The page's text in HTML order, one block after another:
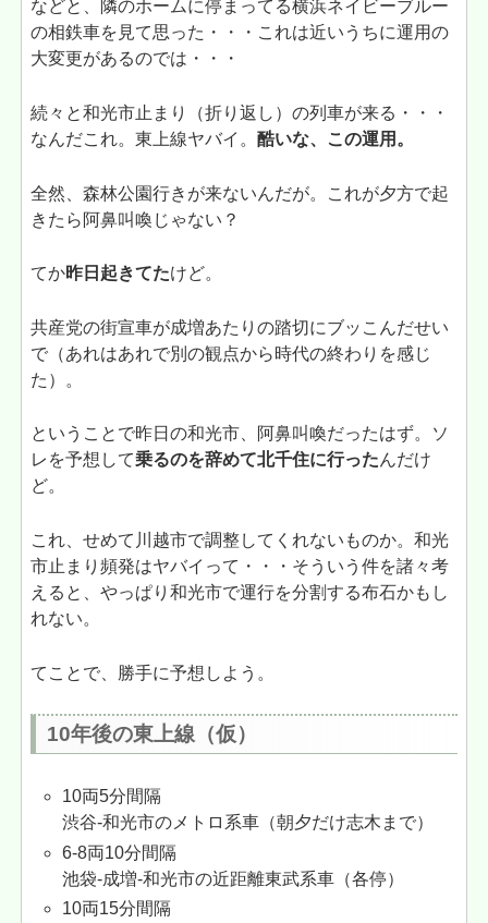
などと、隣のホームに停まってる横浜ネイビーブルー
の相鉄車を見て思った・・・これは近いうちに運用の
大変更があるのでは・・・
続々と和光市止まり（折り返し）の列車が来る・・・
なんだこれ。東上線ヤバイ。酷いな、この運用。
全然、森林公園行きが来ないんだが。これが夕方で起
きたら阿鼻叫喚じゃない？
てか昨日起きてたけど。
共産党の街宣車が成増あたりの踏切にブッこんだせい
で（あれはあれで別の観点から時代の終わりを感じ
た）。
ということで昨日の和光市、阿鼻叫喚だったはず。ソ
レを予想して乗るのを辞めて北千住に行ったんだけ
ど。
これ、せめて川越市で調整してくれないものか。和光
市止まり頻発はヤバイって・・・そういう件を諸々考
えると、やっぱり和光市で運行を分割する布石かもし
れない。
てことで、勝手に予想しよう。
10年後の東上線（仮）
10両5分間隔
渋谷-和光市のメトロ系車（朝夕だけ志木まで）
6-8両10分間隔
池袋-成増-和光市の近距離東武系車（各停）
10両15分間隔